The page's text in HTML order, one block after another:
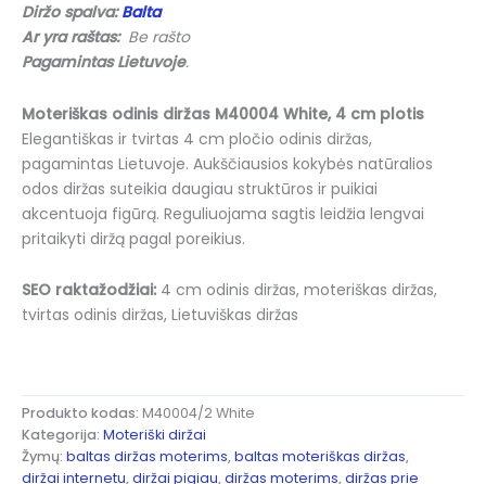
Diržo spalva: Balta
Ar yra raštas:Be rašto
Pagamintas Lietuvoje.
Moteriškas odinis diržas M40004 White, 4 cm plotis
Elegantiškas ir tvirtas 4 cm pločio odinis diržas,
pagamintas Lietuvoje. Aukščiausios kokybės natūralios
odos diržas suteikia daugiau struktūros ir puikiai
akcentuoja figūrą. Reguliuojama sagtis leidžia lengvai
pritaikyti diržą pagal poreikius.
SEO raktažodžiai: 4 cm odinis diržas, moteriškas diržas,
tvirtas odinis diržas, Lietuviškas diržas
Produkto kodas: M40004/2 White
Kategorija: Moteriški diržai
Žymų: baltas diržas moterims,baltas moteriškas diržas,
diržai internetu,diržai pigiau,diržas moterims,diržas prie